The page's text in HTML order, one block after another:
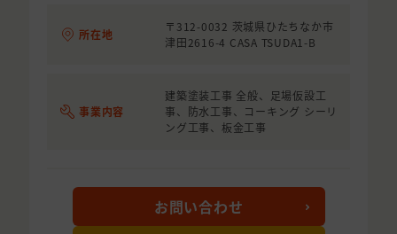
所在地
〒312-0032 茨城県ひたちなか市
津田2616-4 CASA TSUDA1-B
事業内容
建築塗装工事 全般、足場仮設工
事、防水工事、コーキング シーリ
ング工事、板金工事
お問い合わせ